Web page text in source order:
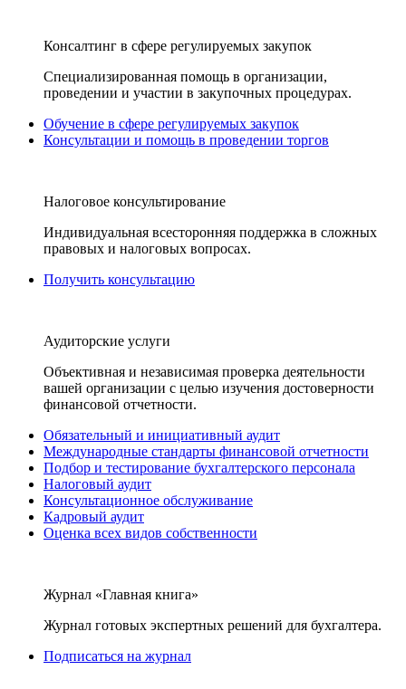
Консалтинг в сфере регулируемых закупок
Специализированная помощь в организации,
проведении и участии в закупочных процедурах.
Обучение в сфере регулируемых закупок
Консультации и помощь в проведении торгов
Налоговое консультирование
Индивидуальная всесторонняя поддержка в сложных
правовых и налоговых вопросах.
Получить консультацию
Аудиторские услуги
Объективная и независимая проверка деятельности
вашей организации с целью изучения достоверности
финансовой отчетности.
Обязательный и инициативный аудит
Международные стандарты финансовой отчетности
Подбор и тестирование бухгалтерского персонала
Налоговый аудит
Консультационное обслуживание
Кадровый аудит
Оценка всех видов собственности
Журнал «Главная книга»
Журнал готовых экспертных решений для бухгалтера.
Подписаться на журнал